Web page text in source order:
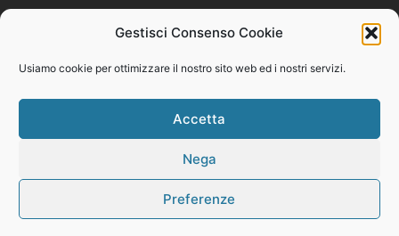
Gestisci Consenso Cookie
Usiamo cookie per ottimizzare il nostro sito web ed i nostri servizi.
Accetta
Nega
Preferenze
dirigentiscuola@pec.it
copiare o riprodurre in alcun modo i contenuti presenti in questo sito se non
Top